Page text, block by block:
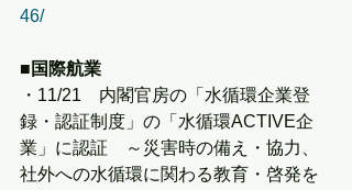
46/
■国際航業
・11/21　内閣官房の「水循環企業登
録・認証制度」の「水循環ACTIVE企
業」に認証　～災害時の備え・協力、
社外への水循環に関わる教育・啓発を